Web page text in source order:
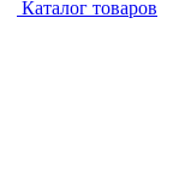
Каталог товаров